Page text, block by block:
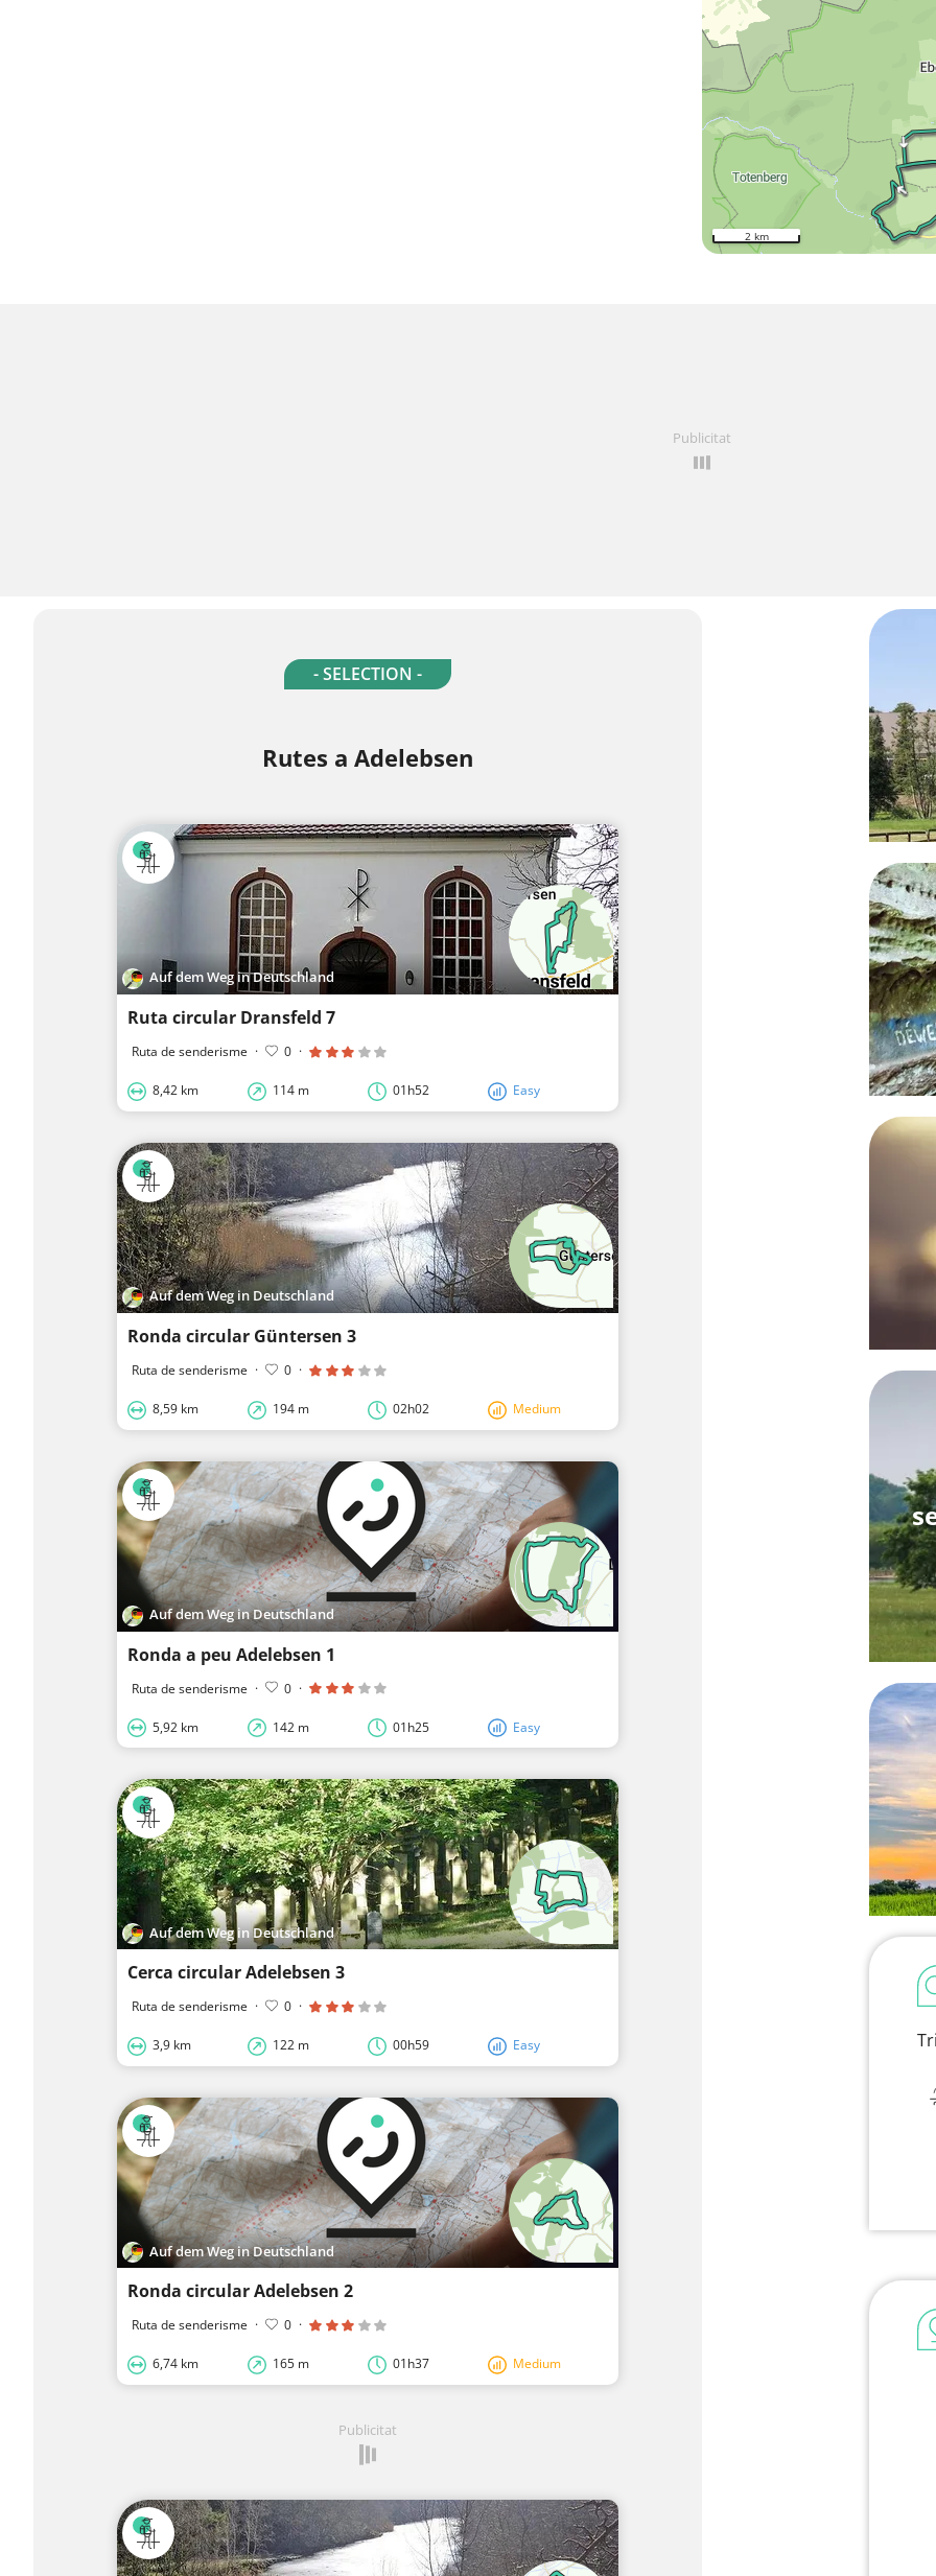
2 km
Publicitat
- SELECTION -
Rutes a Adelebsen
Auf dem Weg in Deutschland
Ruta circular Dransfeld 7
Ruta de senderisme · 0 ·
8,42 km 114 m 01h52 Easy
Auf dem Weg in Deutschland
Ronda circular Güntersen 3
Ruta de senderisme · 0 ·
8,59 km 194 m 02h02 Medium
Auf dem Weg in Deutschland
Ronda a peu Adelebsen 1
Ruta de senderisme · 0 ·
5,92 km 142 m 01h25 Easy
Auf dem Weg in Deutschland
Cerca circular Adelebsen 3
Ruta de senderisme · 0 ·
3,9 km 122 m 00h59 Easy
Auf dem Weg in Deutschland
Ronda circular Adelebsen 2
Ruta de senderisme · 0 ·
6,74 km 165 m 01h37 Medium
Publicitat